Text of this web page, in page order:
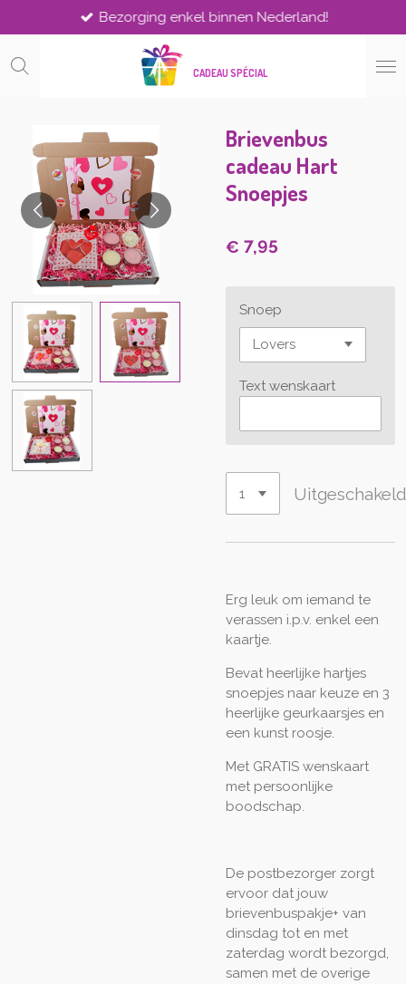
direct
naar
CADEAU SPÉCIAL
Bezorging enkel binnen Nederland!
Brievenbus
cadeau Hart
Snoepjes
€ 7,95
Snoep
Text wenskaart
Erg leuk om iemand te
verassen i.p.v. enkel een
kaartje.
Bevat heerlijke hartjes
snoepjes naar keuze en 3
heerlijke geurkaarsjes en
een kunst roosje.
Met GRATIS wenskaart
met persoonlijke
boodschap.
De postbezorger zorgt
ervoor dat jouw
brievenbuspakje+ van
dinsdag tot en met
zaterdag wordt bezorgd,
samen met de overige